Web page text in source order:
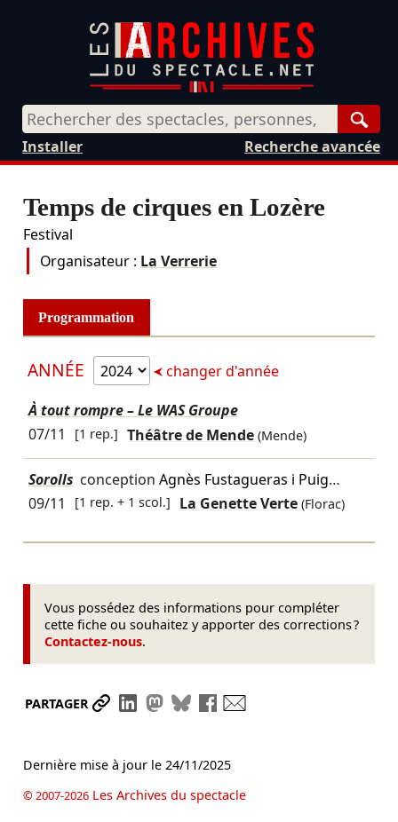
Recherche avancée
Installer
Temps de cirques en Lozère
Festival
Organisateur : La Verrerie
Programmation
ANNÉE changer d'année
À tout rompre – Le WAS Groupe
07/11
[1 rep.] Théâtre de Mende (Mende)
Sorolls conception Agnès Fustagueras i Puig…
09/11
[1 rep. + 1 scol.] La Genette Verte (Florac)
Vous possédez des informations pour compléter
cette fiche ou souhaitez y apporter des corrections ?
Contactez-nous.
PARTAGER Partager le lien
Partager sur LinkedIn
Partager sur Mastodon
Partager sur Bluesky
Partager sur Facebook
Dernière mise à jour le 24/11/2025
© 2007-2026Les Archives du spectacle